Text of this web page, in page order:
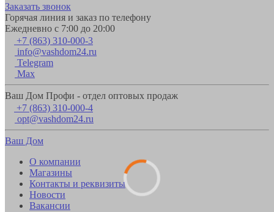
Заказать звонок
Горячая линия и заказ по телефону
Ежедневно с 7:00 до 20:00
+7 (863) 310-000-3
info@vashdom24.ru
Telegram
Max
Ваш Дом Профи - отдел оптовых продаж
+7 (863) 310-000-4
opt@vashdom24.ru
Ваш Дом
О компании
Магазины
Контакты и реквизиты
Новости
Вакансии